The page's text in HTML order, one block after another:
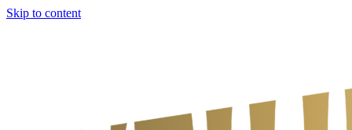
Skip to content